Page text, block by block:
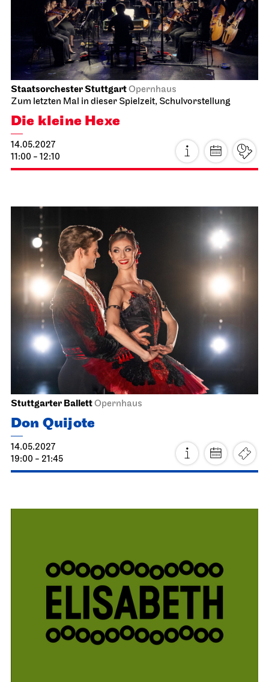
Schauspiel Stuttgart Kammertheater
Faust neo
20.04.2027
19:30
Fr, 23.04.2027
(siehe Programm)
Die Lange Nacht der fernen
Klangwelten
23.04.2027